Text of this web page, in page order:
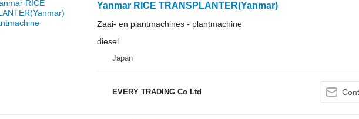
Yanmar RICE TRANSPLANTER(Yanmar)
Zaai- en plantmachines - plantmachine
diesel
Japan
EVERY TRADING Co Ltd